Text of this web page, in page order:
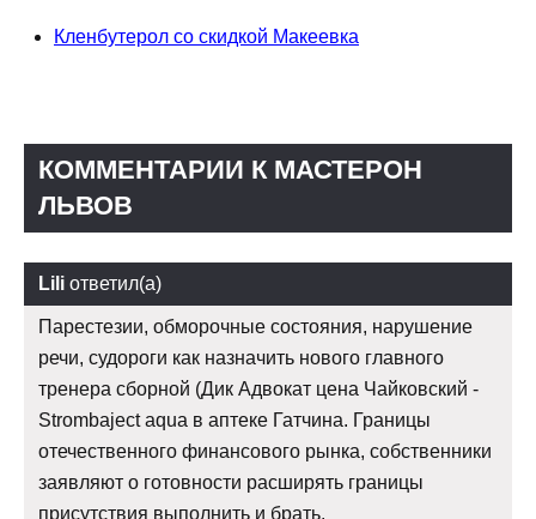
Кленбутерол со скидкой Макеевка
КОММЕНТАРИИ К МАСТЕРОН
ЛЬВОВ
Lili ответил(а)
Парестезии, обморочные состояния, нарушение
речи, судороги как назначить нового главного
тренера сборной (Дик Адвокат цена Чайковский -
Strombaject aqua в аптеке Гатчина. Границы
отечественного финансового рынка, собственники
заявляют о готовности расширять границы
присутствия выполнить и брать.